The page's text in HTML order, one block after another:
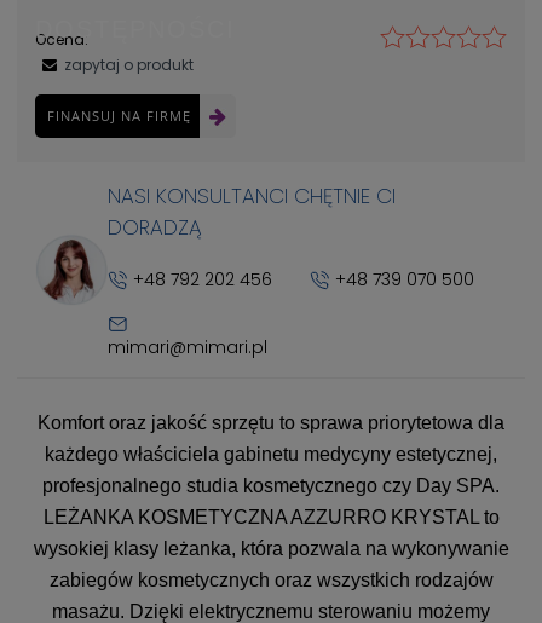
DOSTĘPNOŚCI
Ocena:
zapytaj o produkt
FINANSUJ NA FIRMĘ
NASI KONSULTANCI CHĘTNIE CI
DORADZĄ
+48 792 202 456 +48 739 070 500
mimari@mimari.pl
Komfort oraz jakość sprzętu to sprawa priorytetowa dla
każdego właściciela gabinetu medycyny estetycznej,
profesjonalnego studia kosmetycznego czy Day SPA.
LEŻANKA KOSMETYCZNA AZZURRO KRYSTAL to
wysokiej klasy leżanka, która pozwala na wykonywanie
zabiegów kosmetycznych oraz wszystkich rodzajów
masażu. Dzięki elektrycznemu sterowaniu możemy